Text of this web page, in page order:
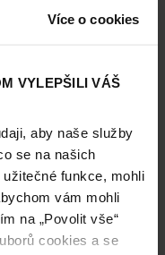
Více o cookies
VYLEPŠILI VÁŠ
aby naše služby
se na našich
funkce, mohli
vám mohli
na „Povolit vše“
cookies a se
Zubní kartáček CS
Duo Limited edition,
mix variant
249,90 Kč